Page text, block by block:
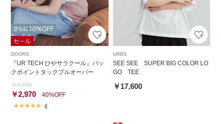
DOORS
『UR TECH ひやサラクール』バッ
クポイントタックプルオーバー
￥4,950
￥2,970 40%OFF
4
URBS
SEE SEE SUPER BIG COLOR LO
GO TEE
￥17,600